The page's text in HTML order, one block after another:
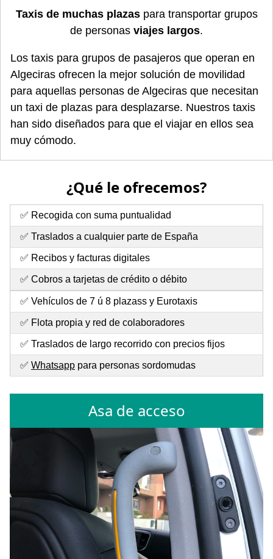
Taxis de muchas plazaspara transportar grupos
de personas viajes largos.
Los taxis para grupos de pasajeros que operan en
Algeciras ofrecen la mejor solución de movilidad
para aquellas personas de Algeciras que necesitan
un taxi de plazas para desplazarse. Nuestros taxis
han sido diseñados para que el viajar en ellos sea
muy cómodo.
¿Qué le ofrecemos?
✅ Recogida con suma puntualidad
✅ Traslados a cualquier parte de España
✅ Recibos y facturas digitales
✅ Cobros a tarjetas de crédito o débito
✅ Vehículos de 7 ú 8 plazass y Eurotaxis
✅ Flota propia y red de colaboradores
✅ Traslados de largo recorrido con precios fijos
✅ Whatsapp para personas sordomudas
Asa de acceso